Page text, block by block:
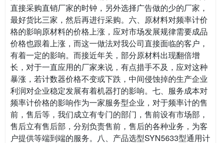
直接采购直销厂家的时钟，另外选择广告做的少的厂家，
最好货比三家，然后再进行采购。六、原材料对频率计价
格的影响原材料的价格上涨，应对市场发展规律需要成品
价格也跟着上涨，而这一做法对我公司直接面临的客户，
有着一定的影响。而接近年关，部分原材料出现翻倍增
长，对于一直应用的厂家来说，有点措手不及，应对这种
暴涨，若计数器价格不变或下跌，中间侵蚀掉的生产企业
利润对企业稳定发展有着机器打的影响。七、服务成本对
频率计价格的影响作为一家服务型企业，对于频率计的售
前，售后等，我们成立有专门的部门，售前设有市场部，
售后立有售后部，分别负责售前，售后的各种业务，为客
户提供等端到端的服务。八、产品选型SYN5633型通用计